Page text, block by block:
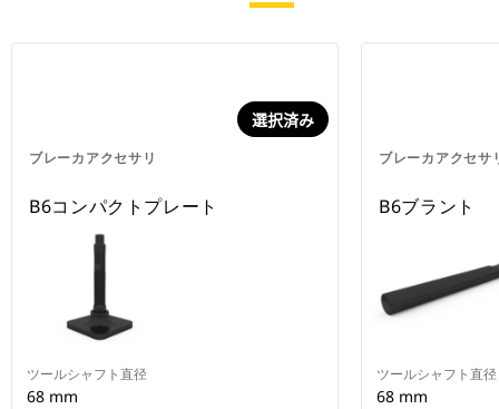
ブレーカアクセサリ
選択済み
B6コンパクトプレート
ツールシャフト直径
68 mm
ブレーカアクセサ
B6ブラント
ツールシャフト直径
68 mm